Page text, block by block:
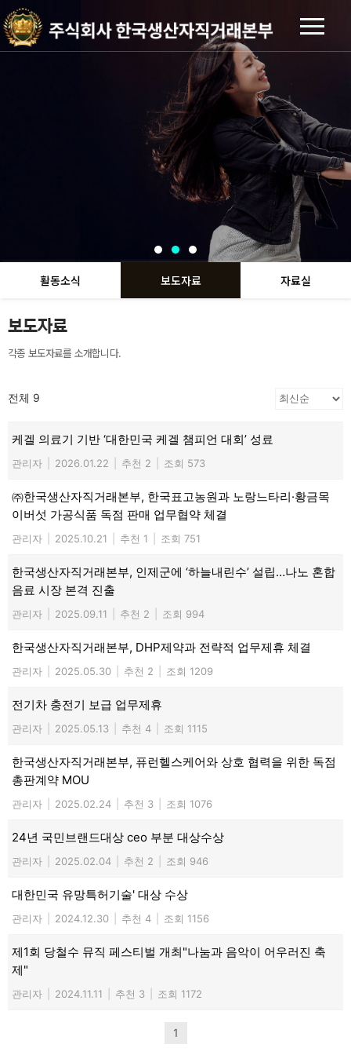
머니애드
우리동네 멀티 플랫폼!
세상 돌아가는 이야기를 전합니다.
자세히보기
도전! 스타탄생!
전국민 블라인드 가면 오디션!
당신도 스타가 될 수 있습니다.
자세히보기
MY DESIGN CUSTOM
MDC 나만의 티셔츠 제작!
자신만의 브랜드를 만들어보세요
자세히보기
머니애드
우리동네 멀티 플랫폼!
세상 돌아가는 이야기를 전합니다.
자세히보기
도전! 스타탄생!
전국민 블라인드 가면 오디션!
당신도 스타가 될 수 있습니다.
자세히보기
MY DESIGN CUSTOM
MDC 나만의 티셔츠 제작!
자신만의 브랜드를 만들어보세요
자세히보기
머니애드
우리동네 멀티 플랫폼!
세상 돌아가는 이야기를 전합니다.
자세히보기
도전! 스타탄생!
전국민 블라인드 가면 오디션!
당신도 스타가 될 수 있습니다.
자세히보기
MY DESIGN CUSTOM
MDC 나만의 티셔츠 제작!
자신만의 브랜드를 만들어보세요
자세히보기
활동소식 보도자료 자료실
보도자료
각종 보도자료를 소개합니다.
전체 9
케겔 의료기 기반 ‘대한민국 케겔 챔피언 대회’ 성료
관리자 2026.01.22 추천 2 조회 573
㈜한국생산자직거래본부, 한국표고농원과 노랑느타리·황금목
이버섯 가공식품 독점 판매 업무협약 체결
관리자 2025.10.21 추천 1 조회 751
한국생산자직거래본부, 인제군에 ‘하늘내린수’ 설립…나노 혼합
음료 시장 본격 진출
관리자 2025.09.11 추천 2 조회 994
한국생산자직거래본부, DHP제약과 전략적 업무제휴 체결
관리자 2025.05.30 추천 2 조회 1209
전기차 충전기 보급 업무제휴
관리자 2025.05.13 추천 4 조회 1115
한국생산자직거래본부, 퓨런헬스케어와 상호 협력을 위한 독점
총판계약 MOU
관리자 2025.02.24 추천 3 조회 1076
24년 국민브랜드대상 ceo 부분 대상수상
관리자 2025.02.04 추천 2 조회 946
대한민국 유망특허기술' 대상 수상
관리자 2024.12.30 추천 4 조회 1156
제1회 당철수 뮤직 페스티벌 개최"나눔과 음악이 어우러진 축
제"
관리자 2024.11.11 추천 3 조회 1172
1